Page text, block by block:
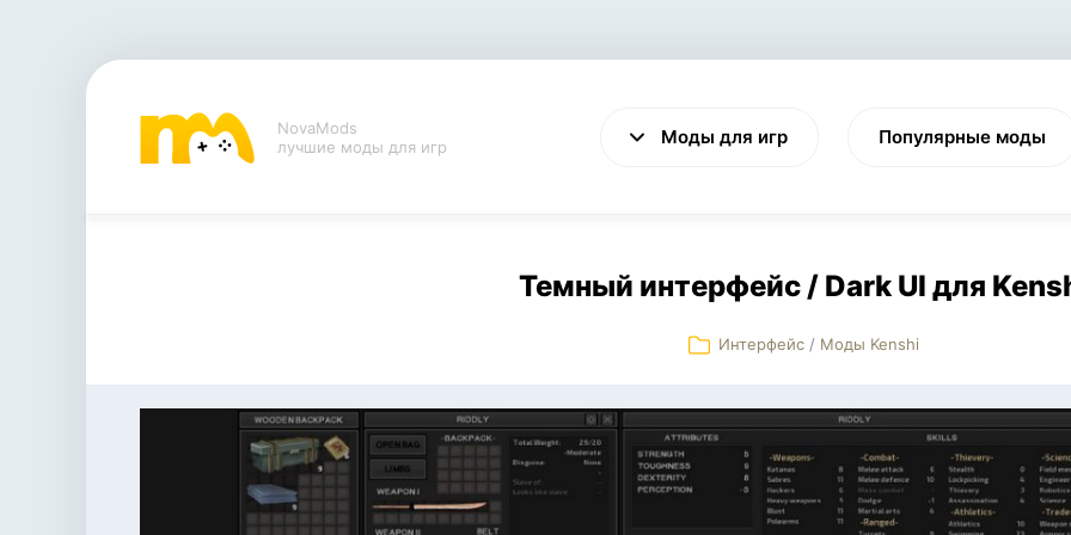
NovaMods
лучшие моды для игр
Моды для игр
VALHEIM CYBERPUNK 2077
Популярные моды
Темный интерфейс / Dark UI для
Интерфейс/ Моды Kenshi